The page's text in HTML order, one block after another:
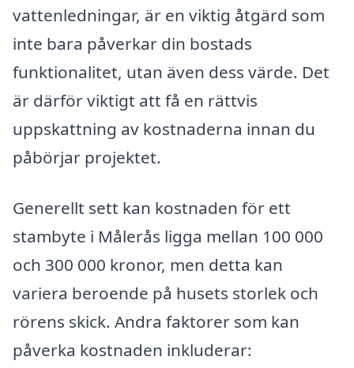
vattenledningar, är en viktig åtgärd som
inte bara påverkar din bostads
funktionalitet, utan även dess värde. Det
är därför viktigt att få en rättvis
uppskattning av kostnaderna innan du
påbörjar projektet.
Generellt sett kan kostnaden för ett
stambyte i Målerås ligga mellan 100 000
och 300 000 kronor, men detta kan
variera beroende på husets storlek och
rörens skick. Andra faktorer som kan
påverka kostnaden inkluderar: